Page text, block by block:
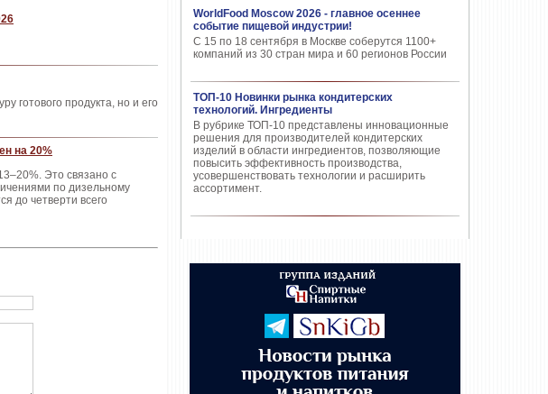
WorldFood Moscow 2026 - главное осеннее
событие пищевой индустрии!
С 15 по 18 сентября в Москве соберутся 1100+
компаний из 30 стран мира и 60 регионов России
ТОП-10 Новинки рынка кондитерских
технологий. Ингредиенты
В рубрике ТОП-10 представлены инновационные
решения для производителей кондитерских
изделий в области ингредиентов, позволяющие
повысить эффективность производства,
усовершенствовать технологии и расширить
ассортимент.
готового продукта, но и его
на 20%
Это связано с
по дизельному
до четверти всего